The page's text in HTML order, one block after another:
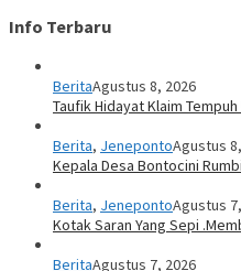
Info Terbaru
BeritaAgustus 8, 2026
Taufik Hidayat Klaim
Berita, JenepontoAgustus
Kepala Desa Bontocini
Berita, JenepontoAgustus
Kotak Saran Yang Sepi
BeritaAgustus 7, 2026